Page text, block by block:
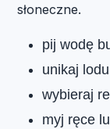
słoneczne.
pij wodę
unikaj
wybieraj
myj ręce